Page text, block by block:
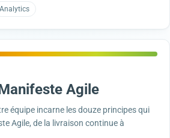
Analytics
Agile
équipe incarne les douze principes qui
Agile, de la livraison continue à